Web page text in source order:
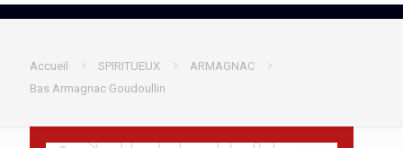
Accueil SPIRITUEUX
ARMAGNAC
Bas Armagnac Goudoullin